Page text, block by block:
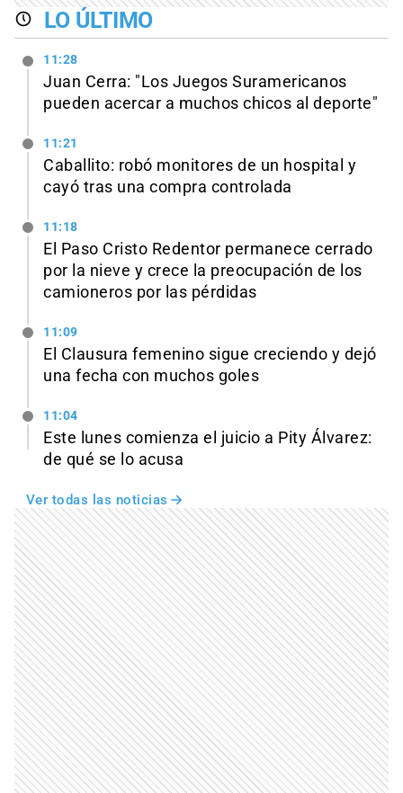
LO ÚLTIMO
11:28
Juan Cerra: "Los Juegos Suramericanos
pueden acercar a muchos chicos al deporte"
11:21
Caballito: robó monitores de un hospital y
cayó tras una compra controlada
11:18
El Paso Cristo Redentor permanece cerrado
por la nieve y crece la preocupación de los
camioneros por las pérdidas
11:09
El Clausura femenino sigue creciendo y dejó
una fecha con muchos goles
11:04
Este lunes comienza el juicio a Pity Álvarez:
de qué se lo acusa
Ver todas las noticias